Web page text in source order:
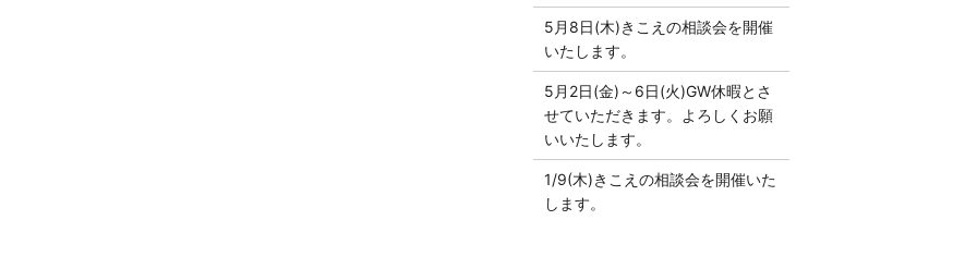
5月8日(木)きこえの相談会を開催
いたします。
5月2日(金)～6日(火)GW休暇とさ
せていただきます。よろしくお願
いいたします。
1/9(木)きこえの相談会を開催いた
します。